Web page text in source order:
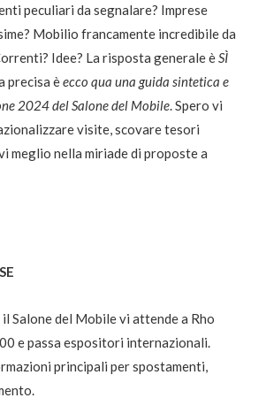
peculiari da segnalare? Imprese
Mobilio francamente incredibile da
Idee? La risposta generale èSÌ
precisa èecco qua una guida sintetica e
2024 del Salone del Mobile. Spero vi
visite, scovare tesori
meglio nella miriade di proposte a
Salone del Mobile vi attende a Rho
e passa espositori internazionali.
principali per spostamenti,